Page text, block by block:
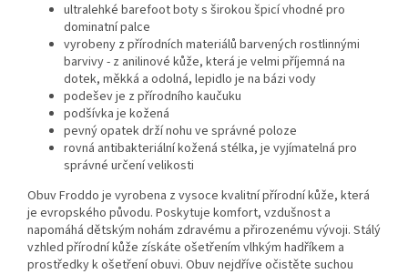
ultralehké barefoot boty s širokou špicí vhodné pro
dominatní palce
vyrobeny z přírodních materiálů barvených rostlinnými
barvivy - z anilinové kůže, která je velmi příjemná na
dotek, měkká a odolná, lepidlo je na bázi vody
podešev je z přírodního kaučuku
podšívka je kožená
pevný opatek drží nohu ve správné poloze
rovná antibakteriální kožená stélka, je vyjímatelná pro
správné určení velikosti
Obuv Froddo je vyrobena z vysoce kvalitní přírodní kůže, která
je evropského původu. Poskytuje komfort, vzdušnost a
napomáhá dětským nohám zdravému a přirozenému vývoji. Stálý
vzhled přírodní kůže získáte ošetřením vlhkým hadříkem a
prostředky k ošetření obuvi. Obuv nejdříve očistěte suchou